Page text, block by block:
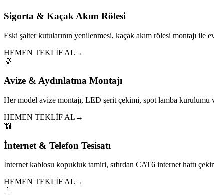
Sigorta & Kaçak Akım Rölesi
Eski şalter kutularının yenilenmesi, kaçak akım rölesi montajı ile
HEMEN TEKLİF AL →
💡
Avize & Aydınlatma Montajı
Her model avize montajı, LED şerit çekimi, spot lamba kurulumu
HEMEN TEKLİF AL →
📶
İnternet & Telefon Tesisatı
İnternet kablosu kopukluk tamiri, sıfırdan CAT6 internet hattı
HEMEN TEKLİF AL →
🚿